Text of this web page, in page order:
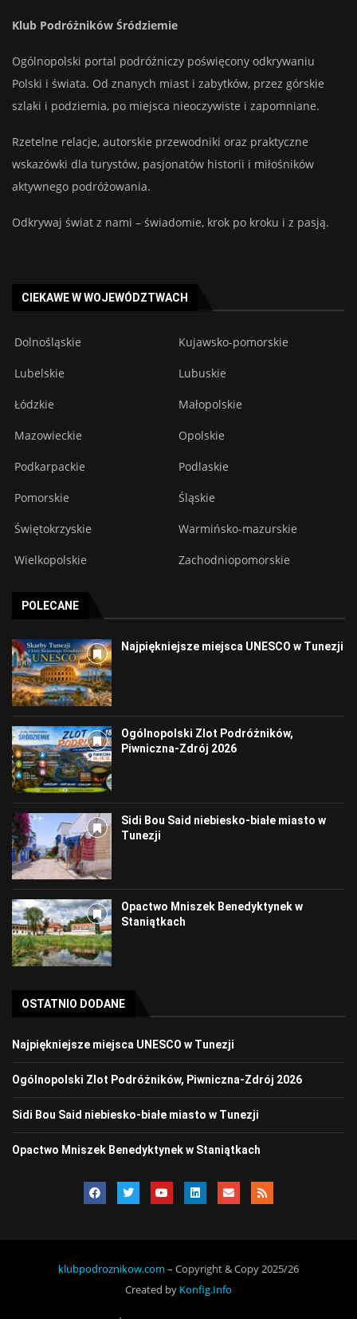
Klub Podróżników Śródziemie
Ogólnopolski portal podróżniczy poświęcony odkrywaniu
Polski i świata. Od znanych miast i zabytków, przez górskie
szlaki i podziemia, po miejsca nieoczywiste i zapomniane.
Rzetelne relacje, autorskie przewodniki oraz praktyczne
wskazówki dla turystów, pasjonatów historii i miłośników
aktywnego podróżowania.
Odkrywaj świat z nami – świadomie, krok po kroku i z pasją.
CIEKAWE W WOJEWÓDZTWACH
Dolnośląskie Kujawsko-pomorskie
Lubelskie Lubuskie
Łódzkie Małopolskie
Mazowieckie Opolskie
Podkarpackie Podlaskie
Pomorskie Śląskie
Świętokrzyskie Warmińsko-mazurskie
Wielkopolskie Zachodniopomorskie
POLECANE
Najpiękniejsze miejsca UNESCO w Tunezji
Ogólnopolski Zlot Podróżników,
Piwniczna-Zdrój 2026
Sidi Bou Said niebiesko-białe miasto w
Tunezji
Opactwo Mniszek Benedyktynek w
Staniątkach
OSTATNIO DODANE
Najpiękniejsze miejsca UNESCO w Tunezji
Ogólnopolski Zlot Podróżników, Piwniczna-Zdrój 2026
Sidi Bou Said niebiesko-białe miasto w Tunezji
Opactwo Mniszek Benedyktynek w Staniątkach
klubpodroznikow.com – Copyright & Copy 2025/26
Created by Konfig.Info